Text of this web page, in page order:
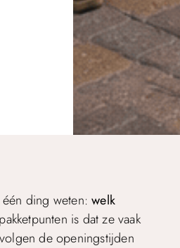
één ding weten:welk
is dat ze vaak
de openingstijden